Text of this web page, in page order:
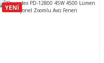
YENİ